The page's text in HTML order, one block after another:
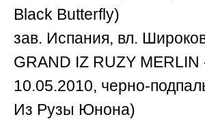
Black Butterfly)
зав. Испания, вл.
GRAND IZ RUZY
10.05.2010, черно-
Из Рузы Юнона)